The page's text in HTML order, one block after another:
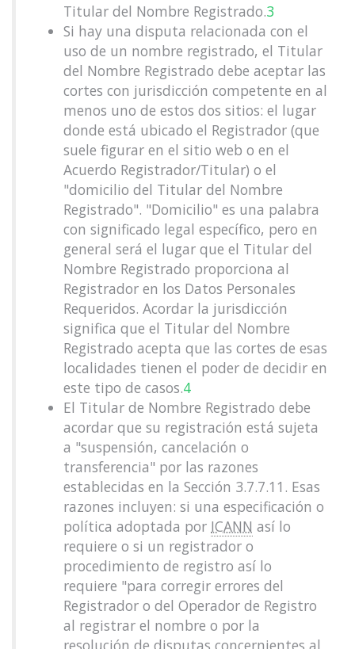
Titular del Nombre Registrado.3
Si hay una disputa relacionada con el
uso de un nombre registrado, el Titular
del Nombre Registrado debe aceptar las
cortes con jurisdicción competente en al
menos uno de estos dos sitios: el lugar
donde está ubicado el Registrador (que
suele figurar en el sitio web o en el
Acuerdo Registrador/Titular) o el
"domicilio del Titular del Nombre
Registrado". "Domicilio" es una palabra
con significado legal específico, pero en
general será el lugar que el Titular del
Nombre Registrado proporciona al
Registrador en los Datos Personales
Requeridos. Acordar la jurisdicción
significa que el Titular del Nombre
Registrado acepta que las cortes de esas
localidades tienen el poder de decidir en
este tipo de casos.4
El Titular de Nombre Registrado debe
acordar que su registración está sujeta
a "suspensión, cancelación o
transferencia" por las razones
establecidas en la Sección 3.7.7.11. Esas
razones incluyen: si una especificación o
política adoptada por ICANN así lo
requiere o si un registrador o
procedimiento de registro así lo
requiere "para corregir errores del
Registrador o del Operador de Registro
al registrar el nombre o por la
resolución de disputas concernientes al